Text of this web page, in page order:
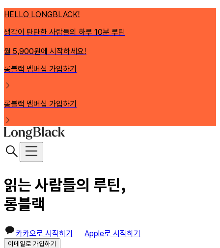
HELLO LONGBLACK!
생각이 탄탄한 사람들의 하루 10분 루틴
월 5,900원에 시작하세요!
롱블랙 멤버십 가입하기
롱블랙 멤버십 가입하기
읽는 사람들의 루틴,
롱블랙
카카오로 시작하기 Apple로 시작하기
이메일로 가입하기